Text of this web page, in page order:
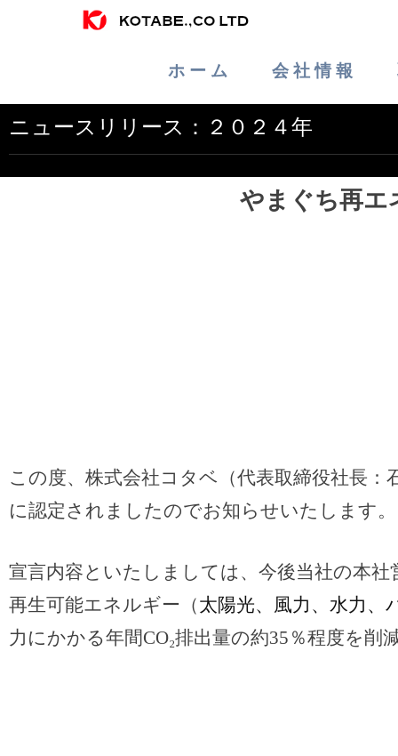
ホ ー ム 会 社 情 報
ニュースリリース：２０２４年
やまぐち再エ
この度、株式会社コタベ（代表取締役社長
に認定されましたのでお知らせいたします。
宣言内容といたしましては、今後当社の本
再生可能エネルギー（太陽光、風力、水力、
力にかかる年間CO₂排出量の約35％程度を